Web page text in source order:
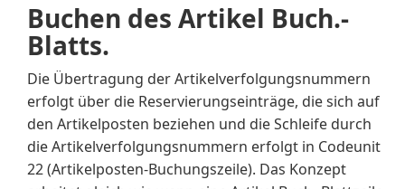
Buchen des Artikel Buch.-
Blatts.
Die Übertragung der Artikelverfolgungsnummern
erfolgt über die Reservierungseinträge, die sich auf
den Artikelposten beziehen und die Schleife durch
die Artikelverfolgungsnummern erfolgt in Codeunit
22 (Artikelposten-Buchungszeile). Das Konzept